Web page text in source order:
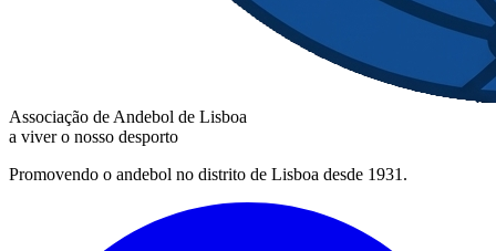
Associação de Andebol de Lisboa
a viver o nosso desporto
Promovendo o andebol no distrito de Lisboa desde 1931.